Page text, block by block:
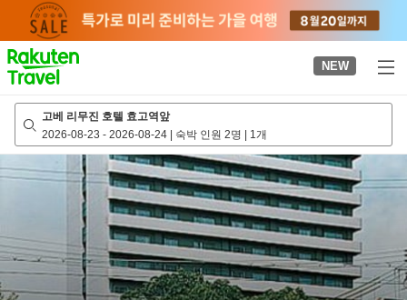
page
NEW
고베 리무진 호텔 효고역앞
2026-08-23 - 2026-08-24 | 숙박 인원 2명 | 1개